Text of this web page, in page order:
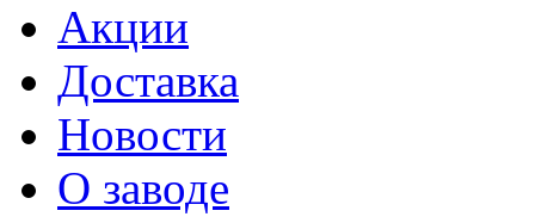
Акции
Доставка
Новости
О заводе